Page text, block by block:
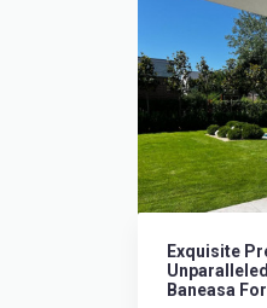
Exquisite
Baneasa